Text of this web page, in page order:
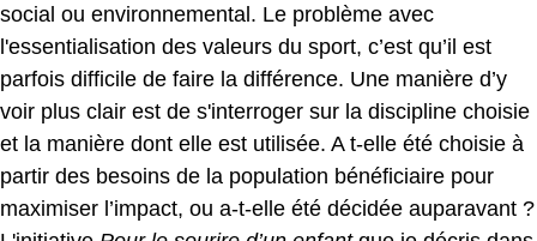
social ou environnemental. Le problème avec
l'essentialisation des valeurs du sport, c’est qu’il est
parfois difficile de faire la différence. Une manière d’y
voir plus clair est de s'interroger sur la discipline choisie
et la manière dont elle est utilisée. A t-elle été choisie à
partir des besoins de la population bénéficiaire pour
maximiser l’impact, ou a-t-elle été décidée auparavant ?